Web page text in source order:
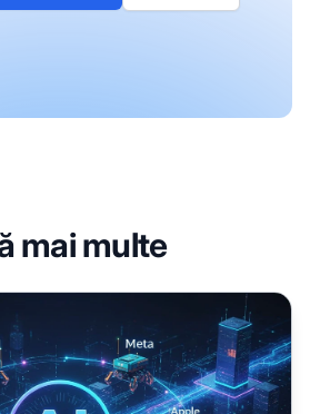
mai multe
ClaudeBot și alții